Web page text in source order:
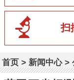
扫
首页 > 新闻中心>